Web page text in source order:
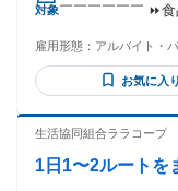
対象￣￣￣￣￣￣ ⏩
優遇 ⏩週4日～勤
⏩扶養内勤務OK ⏩
⽅におすすめ✨
方 ◆明るく前向き
きる環境です。
雇用形態： アルバイト・
お気に入り
生活協同組合ララコープ
1日1〜2ルートを